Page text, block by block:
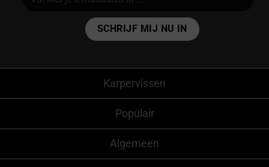
Karpervissen
Populair
Algemeen